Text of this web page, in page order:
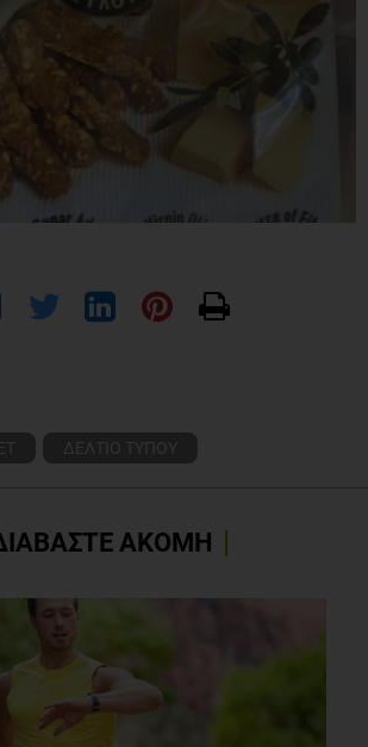
ΔΕΛΤΙΟ ΤΥΠΟΥ
ΑΚΟΜΗ